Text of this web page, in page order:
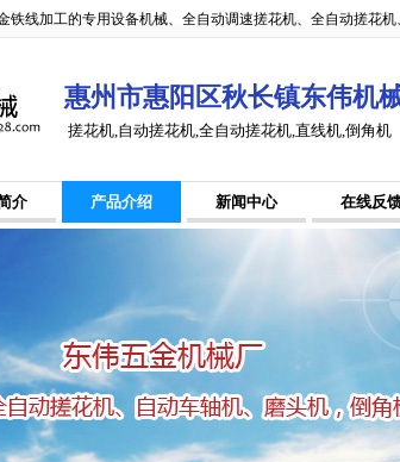
铁线加工的专用设备机械、全自动调速搓花机、全自动搓花
惠州市惠阳区秋长镇东伟机
搓花机,自动搓花机,全自动搓花机,直线机,倒角机
介 产品介绍 新闻中心 在线反